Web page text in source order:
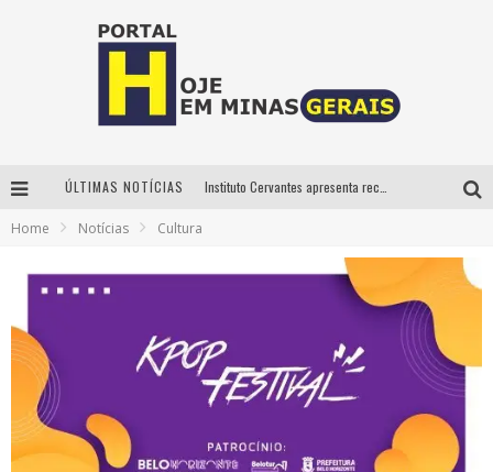
ÚLTIMAS NOTÍCIAS
Home Notícias Cultura